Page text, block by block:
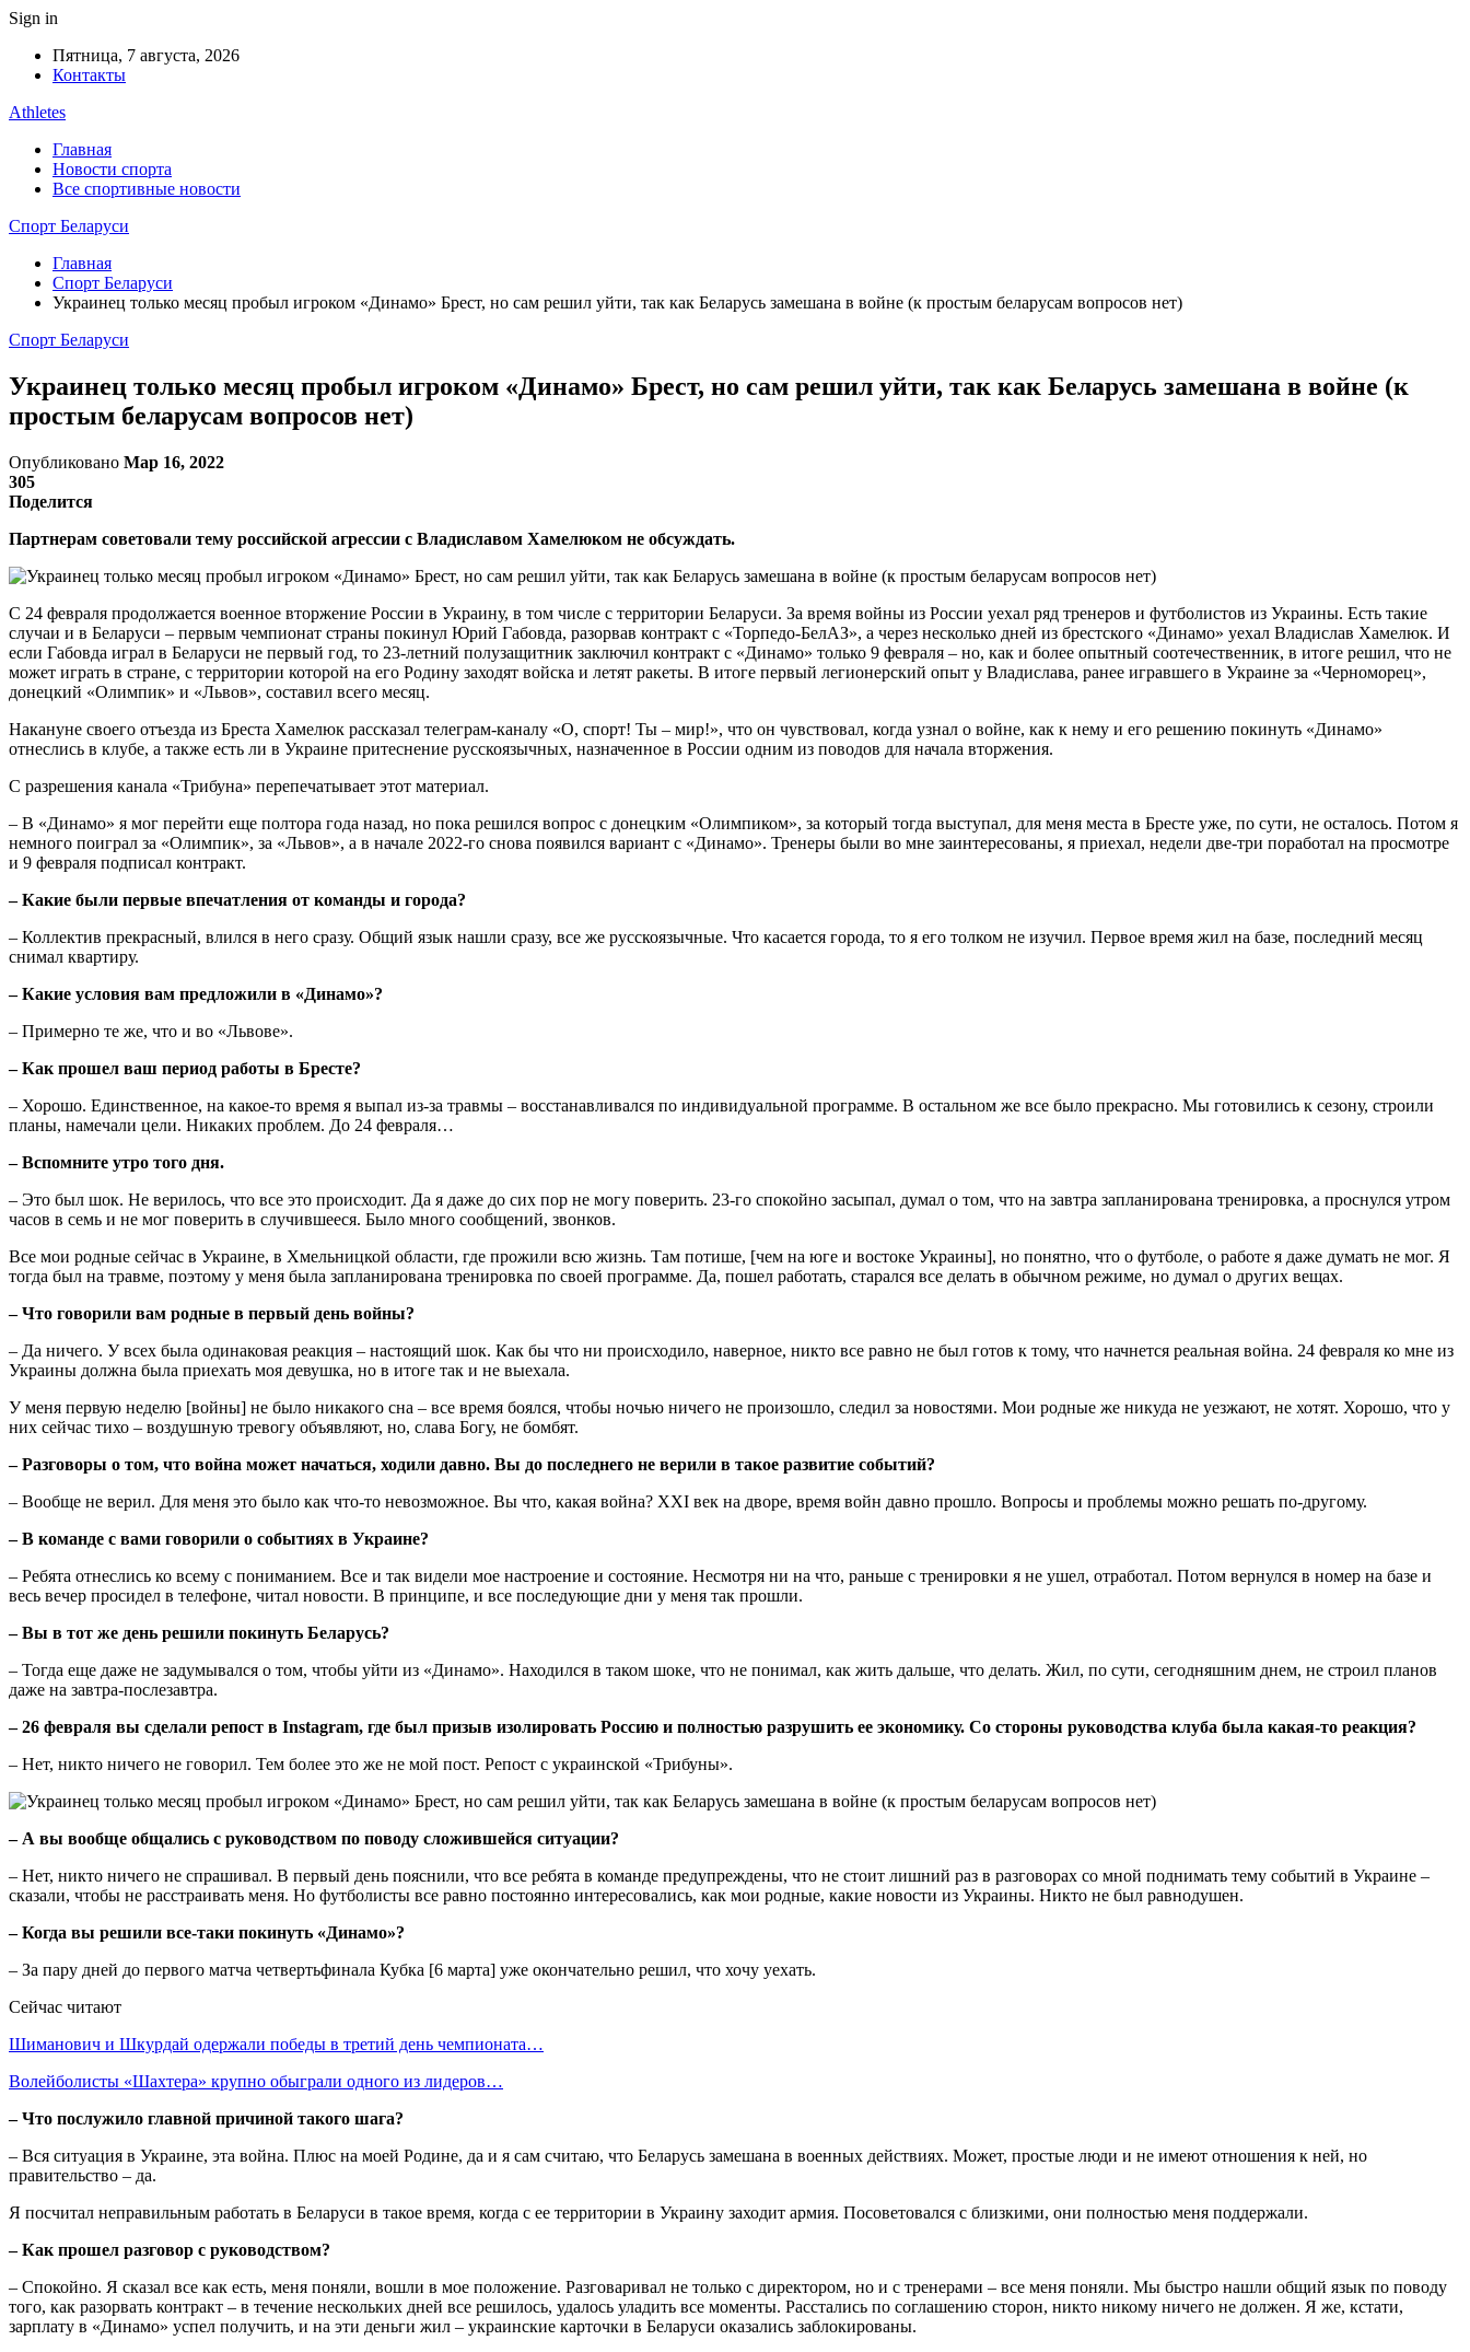
Sign in
Пятница, 7 августа, 2026
Контакты
Athletes
Главная
Новости спорта
Все спортивные новости
Спорт Беларуси
Главная
Спорт Беларуси
Украинец только месяц пробыл игроком «Динамо» Брест, но сам решил уйти, так как Беларусь замешана в войне (к простым беларусам вопросов нет)
Спорт Беларуси
Украинец только месяц пробыл игроком «Динамо» Брест, но сам решил уйти, так как Беларусь замешана в войне (к
простым беларусам вопросов нет)
Опубликовано Мар 16, 2022
305
Поделится
Партнерам советовали тему российской агрессии с Владиславом Хамелюком не обсуждать.
С 24 февраля продолжается военное вторжение России в Украину, в том числе с территории Беларуси. За время войны из России уехал ряд тренеров и футболистов из Украины. Есть такие
случаи и в Беларуси – первым чемпионат страны покинул Юрий Габовда, разорвав контракт с «Торпедо-БелАЗ», а через несколько дней из брестского «Динамо» уехал Владислав Хамелюк. И
если Габовда играл в Беларуси не первый год, то 23-летний полузащитник заключил контракт с «Динамо» только 9 февраля – но, как и более опытный соотечественник, в итоге решил, что не
может играть в стране, с территории которой на его Родину заходят войска и летят ракеты. В итоге первый легионерский опыт у Владислава, ранее игравшего в Украине за «Черноморец»,
донецкий «Олимпик» и «Львов», составил всего месяц.
Накануне своего отъезда из Бреста Хамелюк рассказал телеграм-каналу «О, спорт! Ты – мир!», что он чувствовал, когда узнал о войне, как к нему и его решению покинуть «Динамо»
отнеслись в клубе, а также есть ли в Украине притеснение русскоязычных, назначенное в России одним из поводов для начала вторжения.
С разрешения канала «Трибуна» перепечатывает этот материал.
– В «Динамо» я мог перейти еще полтора года назад, но пока решился вопрос с донецким «Олимпиком», за который тогда выступал, для меня места в Бресте уже, по сути, не осталось. Потом я
немного поиграл за «Олимпик», за «Львов», а в начале 2022-го снова появился вариант с «Динамо». Тренеры были во мне заинтересованы, я приехал, недели две-три поработал на просмотре
и 9 февраля подписал контракт.
– Какие были первые впечатления от команды и города?
– Коллектив прекрасный, влился в него сразу. Общий язык нашли сразу, все же русскоязычные. Что касается города, то я его толком не изучил. Первое время жил на базе, последний месяц
снимал квартиру.
– Какие условия вам предложили в «Динамо»?
– Примерно те же, что и во «Львове».
– Как прошел ваш период работы в Бресте?
– Хорошо. Единственное, на какое-то время я выпал из-за травмы – восстанавливался по индивидуальной программе. В остальном же все было прекрасно. Мы готовились к сезону, строили
планы, намечали цели. Никаких проблем. До 24 февраля…
– Вспомните утро того дня.
– Это был шок. Не верилось, что все это происходит. Да я даже до сих пор не могу поверить. 23-го спокойно засыпал, думал о том, что на завтра запланирована тренировка, а проснулся утром
часов в семь и не мог поверить в случившееся. Было много сообщений, звонков.
Все мои родные сейчас в Украине, в Хмельницкой области, где прожили всю жизнь. Там потише, [чем на юге и востоке Украины], но понятно, что о футболе, о работе я даже думать не мог. Я
тогда был на травме, поэтому у меня была запланирована тренировка по своей программе. Да, пошел работать, старался все делать в обычном режиме, но думал о других вещах.
– Что говорили вам родные в первый день войны?
– Да ничего. У всех была одинаковая реакция – настоящий шок. Как бы что ни происходило, наверное, никто все равно не был готов к тому, что начнется реальная война. 24 февраля ко мне из
Украины должна была приехать моя девушка, но в итоге так и не выехала.
У меня первую неделю [войны] не было никакого сна – все время боялся, чтобы ночью ничего не произошло, следил за новостями. Мои родные же никуда не уезжают, не хотят. Хорошо, что у
них сейчас тихо – воздушную тревогу объявляют, но, слава Богу, не бомбят.
– Разговоры о том, что война может начаться, ходили давно. Вы до последнего не верили в такое развитие событий?
– Вообще не верил. Для меня это было как что-то невозможное. Вы что, какая война? XXI век на дворе, время войн давно прошло. Вопросы и проблемы можно решать по-другому.
– В команде с вами говорили о событиях в Украине?
– Ребята отнеслись ко всему с пониманием. Все и так видели мое настроение и состояние. Несмотря ни на что, раньше с тренировки я не ушел, отработал. Потом вернулся в номер на базе и
весь вечер просидел в телефоне, читал новости. В принципе, и все последующие дни у меня так прошли.
– Вы в тот же день решили покинуть Беларусь?
– Тогда еще даже не задумывался о том, чтобы уйти из «Динамо». Находился в таком шоке, что не понимал, как жить дальше, что делать. Жил, по сути, сегодняшним днем, не строил планов
даже на завтра-послезавтра.
– 26 февраля вы сделали репост в Instagram, где был призыв изолировать Россию и полностью разрушить ее экономику. Со стороны руководства клуба была какая-то реакция?
– Нет, никто ничего не говорил. Тем более это же не мой пост. Репост с украинской «Трибуны».
– А вы вообще общались с руководством по поводу сложившейся ситуации?
– Нет, никто ничего не спрашивал. В первый день пояснили, что все ребята в команде предупреждены, что не стоит лишний раз в разговорах со мной поднимать тему событий в Украине –
сказали, чтобы не расстраивать меня. Но футболисты все равно постоянно интересовались, как мои родные, какие новости из Украины. Никто не был равнодушен.
– Когда вы решили все-таки покинуть «Динамо»?
– За пару дней до первого матча четвертьфинала Кубка [6 марта] уже окончательно решил, что хочу уехать.
Сейчас читают
Шиманович и Шкурдай одержали победы в третий день чемпионата…
Волейболисты «Шахтера» крупно обыграли одного из лидеров…
– Что послужило главной причиной такого шага?
– Вся ситуация в Украине, эта война. Плюс на моей Родине, да и я сам считаю, что Беларусь замешана в военных действиях. Может, простые люди и не имеют отношения к ней, но
правительство – да.
Я посчитал неправильным работать в Беларуси в такое время, когда с ее территории в Украину заходит армия. Посоветовался с близкими, они полностью меня поддержали.
– Как прошел разговор с руководством?
– Спокойно. Я сказал все как есть, меня поняли, вошли в мое положение. Разговаривал не только с директором, но и с тренерами – все меня поняли. Мы быстро нашли общий язык по поводу
того, как разорвать контракт – в течение нескольких дней все решилось, удалось уладить все моменты. Расстались по соглашению сторон, никто никому ничего не должен. Я же, кстати,
зарплату в «Динамо» успел получить, и на эти деньги жил – украинские карточки в Беларуси оказались заблокированы.